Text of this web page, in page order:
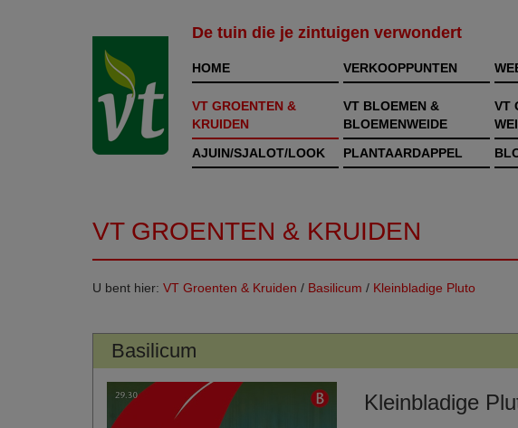
De tuin die je zintuigen verwondert
HOME VERKOOPPUNTEN
VT GROENTEN &
KRUIDEN
VT BLOEMEN &
BLOEMENWEIDE
VT
AJUIN/SJALOT/LOOK
PLANTAARDAPPEL
VT GROENTEN & KRUIDEN
U bent hier: VT Groenten & Kruiden / Basilicum / Kleinbladige Pluto
Basilicum
Kleinbladige